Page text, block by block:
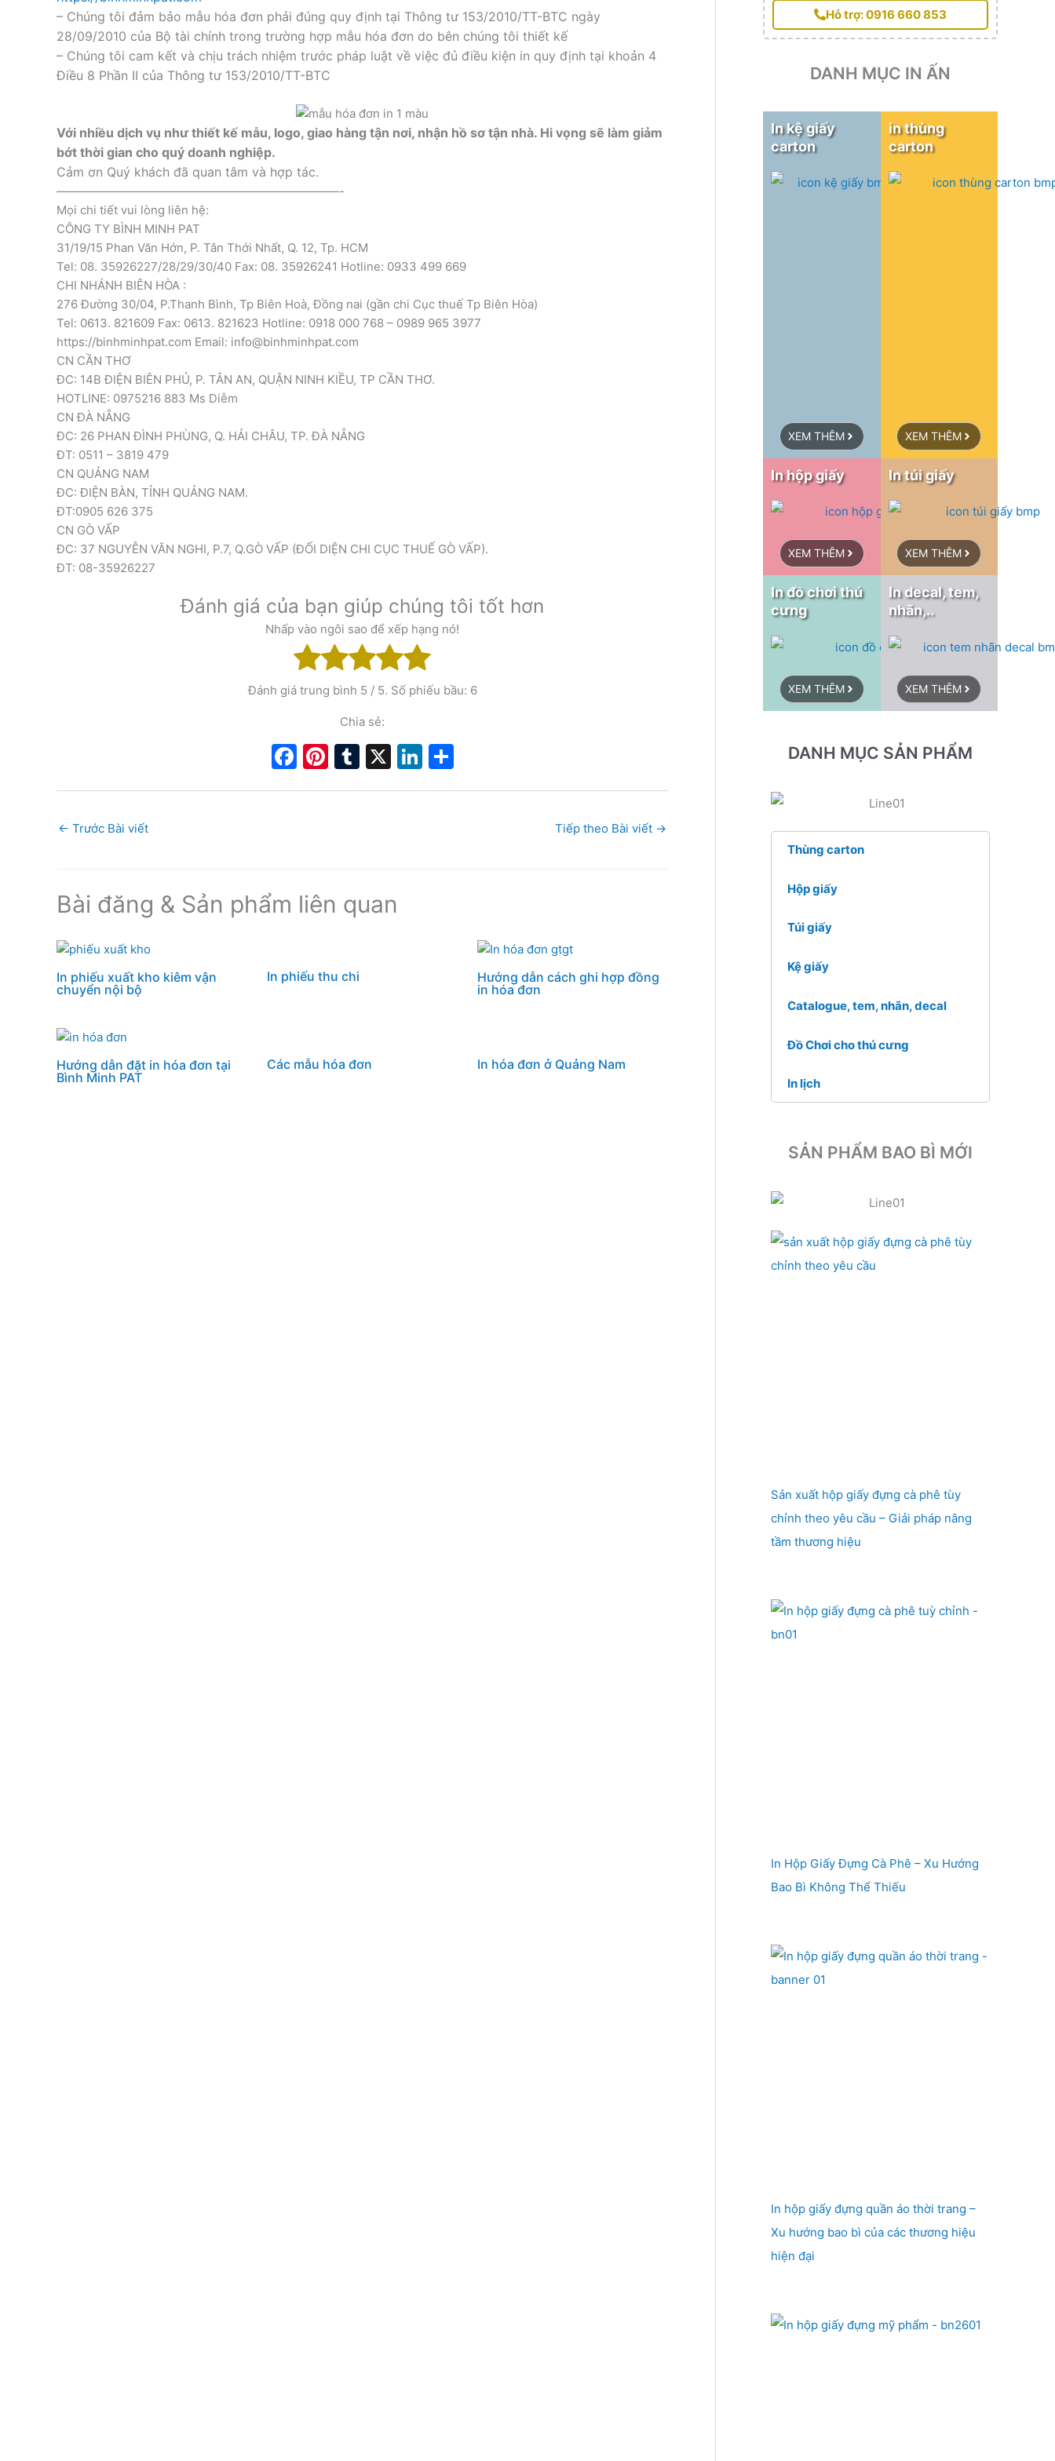
– Chúng tôi đảm bảo mẫu hóa đơn phải đúng quy định tại Thông tư 153/2010/TT-BTC ngày
28/09/2010 của Bộ tài chính trong trường hợp mẫu hóa đơn do bên chúng tôi thiết kế
– Chúng tôi cam kết và chịu trách nhiệm trước pháp luật về việc đủ điều kiện in quy định tại khoản 4
Điều 8 Phần II của Thông tư 153/2010/TT-BTC
Với nhiều dịch vụ như thiết kế mẫu, logo, giao hàng tận nơi, nhận hồ sơ tận nhà. Hi vọng sẽ làm giảm
bớt thời gian cho quý doanh nghiệp.
Cảm ơn Quý khách đã quan tâm và hợp tác.
————————————————————————-
Mọi chi tiết vui lòng liên hệ:
CÔNG TY BÌNH MINH PAT
31/19/15 Phan Văn Hớn, P. Tân Thới Nhất, Q. 12, Tp. HCM
Tel: 08. 35926227/28/29/30/40 Fax: 08. 35926241 Hotline: 0933 499 669
CHI NHÁNH BIÊN HÒA :
276 Đường 30/04, P.Thanh Bình, Tp Biên Hoà, Đồng nai (gần chi Cục thuế Tp Biên Hòa)
Tel: 0613. 821609 Fax: 0613. 821623 Hotline: 0918 000 768 – 0989 965 3977
https://binhminhpat.com Email: info@binhminhpat.com
CN CẦN THƠ
ĐC: 14B ĐIỆN BIÊN PHỦ, P. TÂN AN, QUẬN NINH KIỀU, TP CẦN THƠ.
HOTLINE: 0975216 883 Ms Diễm
CN ĐÀ NẴNG
ĐC: 26 PHAN ĐÌNH PHÙNG, Q. HẢI CHÂU, TP. ĐÀ NẴNG
ĐT: 0511 – 3819 479
CN QUẢNG NAM
ĐC: ĐIỆN BÀN, TỈNH QUẢNG NAM.
ĐT:0905 626 375
CN GÒ VẤP
ĐC: 37 NGUYỄN VĂN NGHI, P.7, Q.GÒ VẤP (ĐỐI DIỆN CHI CỤC THUẾ GÒ VẤP).
ĐT: 08-35926227
Đánh giá của bạn giúp chúng tôi tốt hơn
Nhấp vào ngôi sao để xếp hạng nó!
Đánh giá trung bình 5 / 5. Số phiếu bầu: 6
Chia sẻ:
F
o
Pi T X Li
← Trước Bài viết Tiếp theo Bài viết →
Bài đăng & Sản phẩm liên quan
In phiếu xuất kho kiêm vận
chuyển nội bộ
In phiếu thu chi
Hướng dẫn cách ghi hợp đồng
in hóa đơn
Hướng dẫn đặt in hóa đơn tại
Bình Minh PAT
Các mẫu hóa đơn In hóa đơn ở Quảng Nam
Hỗ trợ: 0916 660 853
DANH MỤC IN ẤN
In kệ giấy
carton
XEM THÊM
in thùng
carton
XEM THÊM
In hộp giấy
XEM THÊM
In túi giấy
XEM THÊM
In đồ chơi thú
cưng
XEM THÊM
In decal, tem,
nhãn,..
XEM THÊM
DANH MỤC SẢN PHẨM
Thùng carton
Hộp giấy
Túi giấy
Kệ giấy
Catalogue, tem, nhãn, decal
Đồ Chơi cho thú cưng
In lịch
SẢN PHẨM BAO BÌ MỚI
Sản xuất hộp giấy đựng cà phê tùy
chỉnh theo yêu cầu – Giải pháp nâng
tầm thương hiệu
In Hộp Giấy Đựng Cà Phê – Xu Hướng
Bao Bì Không Thể Thiếu
In hộp giấy đựng quần áo thời trang –
Xu hướng bao bì của các thương hiệu
hiện đại